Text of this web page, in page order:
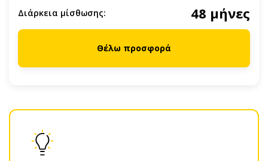
Διάρκεια μίσθωσης: 48 μήνες
Θέλω προσφορά